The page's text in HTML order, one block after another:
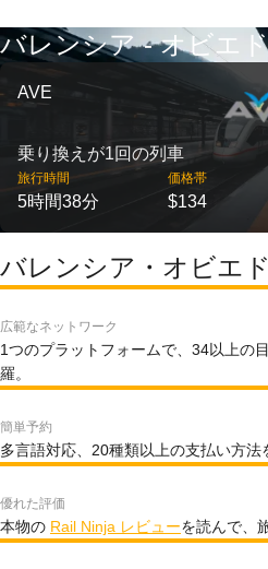
バレンシア - オビエ
AVE
乗り換えが1回の列車
旅行時間
5時間38分
価格帯
$134
バレンシア・オビエ
広範なネットワーク
1つのプラットフォームで、34以上の
羅。
簡単予約
多言語対応、20種類以上の支払い方法
優れた評価
本物の Rail Ninja レビューを読んで、